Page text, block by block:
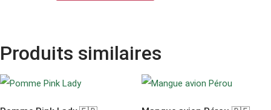
Produits similaires